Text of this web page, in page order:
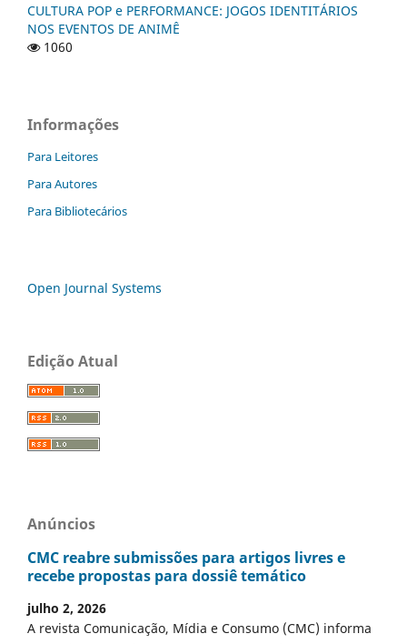
CULTURA POP e PERFORMANCE: JOGOS IDENTITÁRIOS
NOS EVENTOS DE ANIMÊ
1060
Informações
Para Leitores
Para Autores
Para Bibliotecários
Open Journal Systems
Edição Atual
Anúncios
CMC reabre submissões para artigos livres e
recebe propostas para dossiê temático
julho 2, 2026
A revista Comunicação, Mídia e Consumo (CMC) informa